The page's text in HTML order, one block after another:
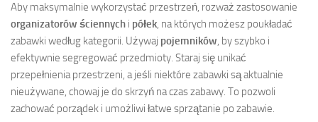
Aby maksymalnie wykorzystać przestrzeń, rozważ zastosowanie
organizatorów ściennych i półek, na których możesz poukładać
zabawki według kategorii. Używaj pojemników, by szybko i
efektywnie segregować przedmioty. Staraj się unikać
przepełnienia przestrzeni, a jeśli niektóre zabawki są aktualnie
nieużywane, chowaj je do skrzyń na czas zabawy. To pozwoli
zachować porządek i umożliwi łatwe sprzątanie po zabawie.